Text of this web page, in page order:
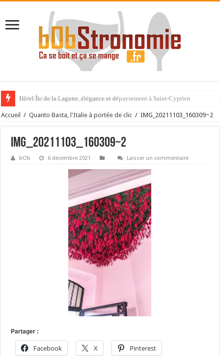
Hôtel Île de la Lagune, élégance et dépaysement à Saint-Cyprien
La Villa Duflot, pépite perpignanaise
Accueil / Quanto Basta, l'Italie à portée de clic / IMG_20211103_160309~2
IMG_20211103_160309~2
bOb 6 décembre 2021 Laisser un commentaire
Partager :
Facebook X Pinterest